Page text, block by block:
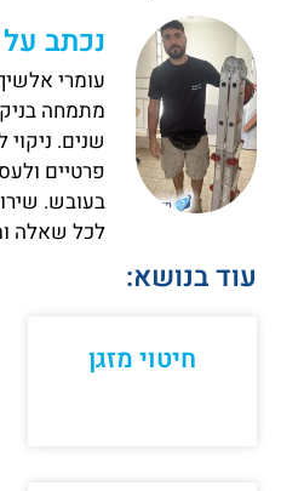
נכתב
עומרי
שנים.
פרטיים
בעובש.
לכל שאלה
עוד בנושא:
חיטוי מזגן